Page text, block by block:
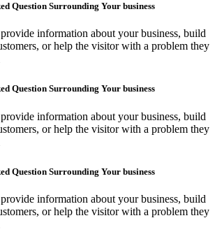
Question Surrounding Your business
information about your business, build
or help the visitor with a problem they
Question Surrounding Your business
information about your business, build
or help the visitor with a problem they
Question Surrounding Your business
information about your business, build
or help the visitor with a problem they